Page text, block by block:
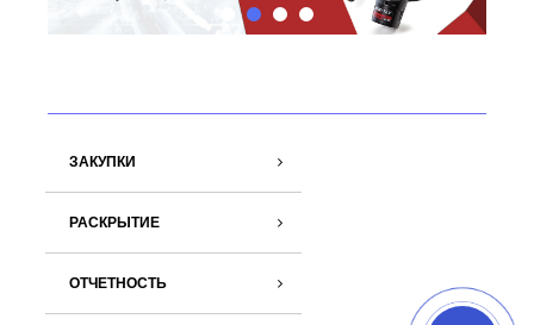
ЗАКУПКИ
РАСКРЫТИЕ
ОТЧЕТНОСТЬ